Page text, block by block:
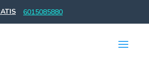
6015085880